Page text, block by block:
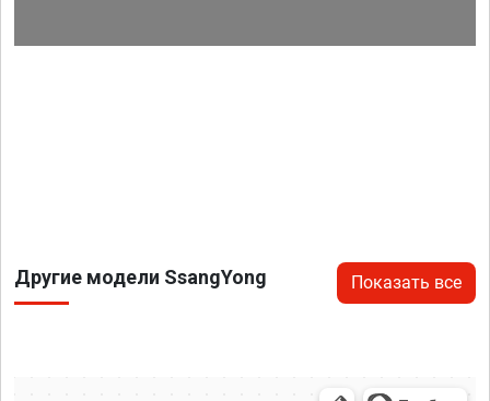
Другие модели SsangYong Показать все